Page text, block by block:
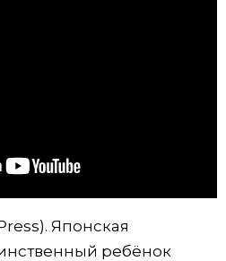
Японская
ребёнок